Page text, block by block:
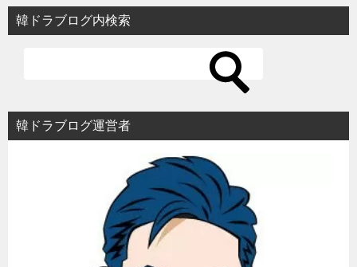
韓ドラブログ内検索
韓ドラブログ運営者